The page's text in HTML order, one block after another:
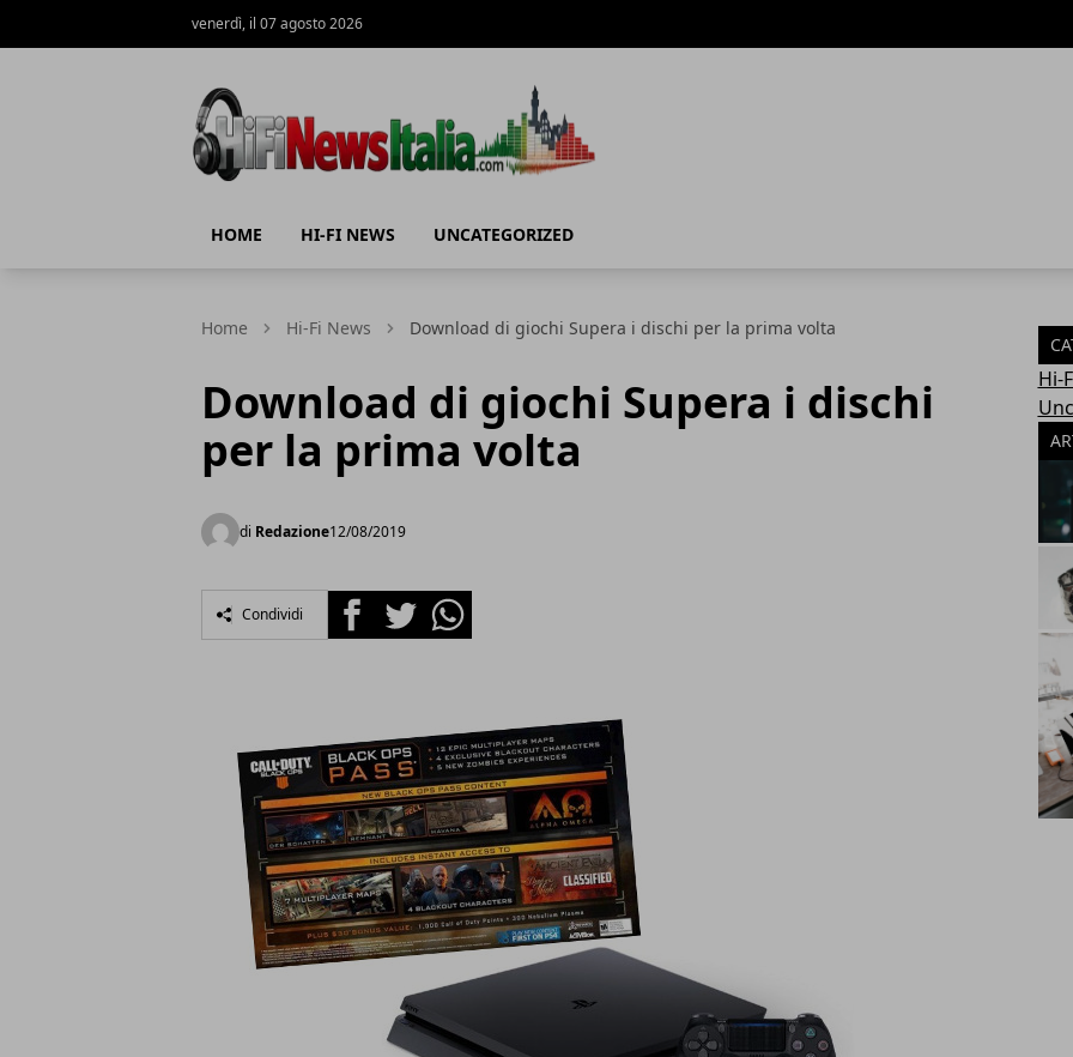
venerdì, il 07 agosto 2026
HOME HI-FI NEWS UNCATEGORIZED
Home Hi-Fi News Download di giochi Supera i dischi per la prima volta
Download di giochi Supera i dischi
per la prima volta
di Redazione12/08/2019
Condividi FacebookTwitterWhatsapp
Hi-